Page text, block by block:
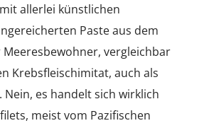
allerlei künstlichen
Paste aus dem
Meeresbewohner, vergleichbar
Krebsfleischimitat, auch als
es handelt sich wirklich
meist vom Pazifischen